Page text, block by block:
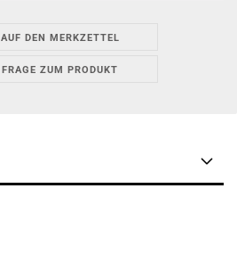
AUF DEN MERKZETTEL
FRAGE ZUM PRODUKT